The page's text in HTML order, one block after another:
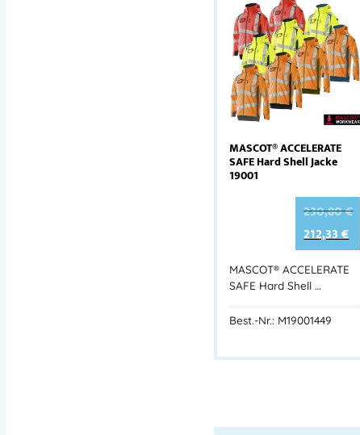
MASCOT® ACCELERATE
SAFE Hard Shell Jacke
19001
230,80€
212,33€
MASCOT® ACCELERATE
SAFE Hard Shell …
Best.-Nr.: M19001449